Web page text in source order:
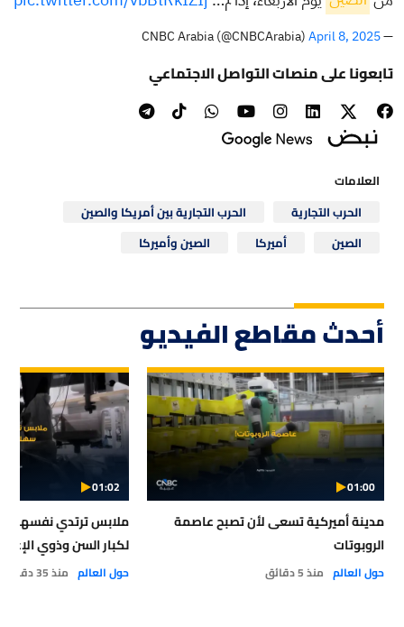
— CNBC Arabia (@CNBCArabia)
April 8, 2025
تابعونا على منصات التواصل الاجتماعي
العلامات
الحرب التجارية
الحرب التجارية بين أمريكا والصين
الصين
أميركا الصين وأميركا
أحدث مقاطع الفيديو
01:00
مدينة أميركية تسعى لأن تصبح عاصمة
الروبوتات
حول العالم منذ 5 دقائق
01:02
ملابس ترتدي نفسها..
لكبار السن وذوي
حول العالم منذ 35 دقيقة